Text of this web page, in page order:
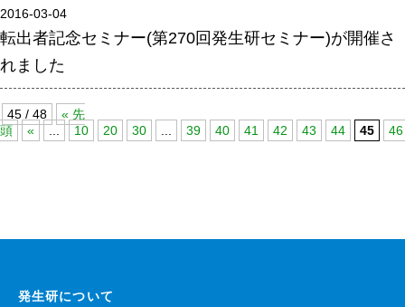
求人案内
研究支援
リエゾンラボLILAについて
リエゾンラボ利用申込み
共通実験室・培養室利用
2016-03-04
転出者記念セミナー(第270回発生研セミナー)が開催さ
れました
45 / 48
« 先
頭
« 10 20 30 39 40 41 42 43 44 45 46
発生研について